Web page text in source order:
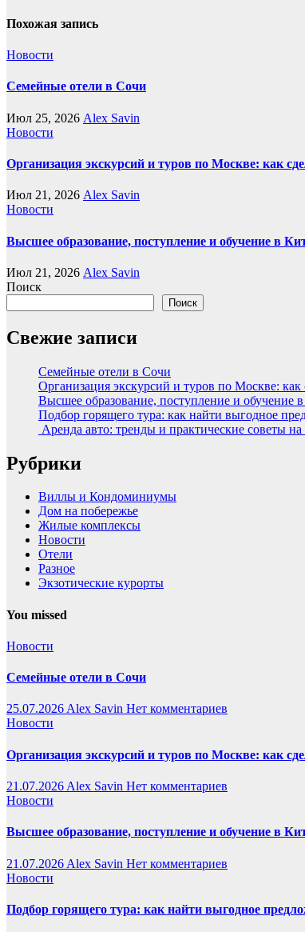
Похожая запись
Новости
Семейные отели в Сочи
Июл 25, 2026 Alex Savin
Новости
Организация экскурсий и туров по Москве: как
Июл 21, 2026 Alex Savin
Новости
Высшее образование, поступление и обучение в
Июл 21, 2026 Alex Savin
Поиск
Поиск
Свежие записи
Семейные отели в Сочи
Организация экскурсий и туров по Москве: как
Высшее образование, поступление и обучение
Подбор горящего тура: как найти выгодное
Аренда авто: тренды и практические советы на
Рубрики
Виллы и Кондоминиумы
Дом на побережье
Жилые комплексы
Новости
Отели
Разное
Экзотические курорты
You missed
Новости
Семейные отели в Сочи
25.07.2026Alex Savin Нет комментариев
Новости
Организация экскурсий и туров по Москве: как
21.07.2026 Alex Savin Нет комментариев
Новости
Высшее образование, поступление и обучение в
21.07.2026 Alex Savin Нет комментариев
Новости
Подбор горящего тура: как найти выгодное